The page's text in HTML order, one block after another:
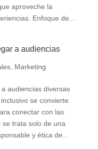
aproveche la
Enfoque de...
a audiencias
, Marketing
audiencias diversas
se convierte
conectar con las
trata solo de una
y ética de...